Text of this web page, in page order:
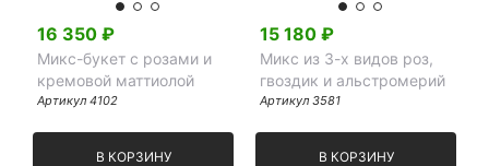
16 350 ₽
Микс-букет с розами и
кремовой маттиолой
Артикул 4102
В КОРЗИНУ
15 180 ₽
Микс из 3-х видов роз,
гвоздик и альстромерий
Артикул 3581
В КОРЗИНУ